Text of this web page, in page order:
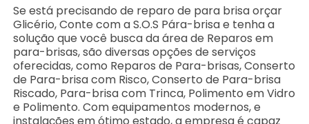
Se está precisando de reparo de para brisa orçar
Glicério, Conte com a S.O.S Pára-brisa e tenha a
solução que você busca da área de Reparos em
para-brisas, são diversas opções de serviços
oferecidas, como Reparos de Para-brisas, Conserto
de Para-brisa com Risco, Conserto de Para-brisa
Riscado, Para-brisa com Trinca, Polimento em Vidro
e Polimento. Com equipamentos modernos, e
instalações em ótimo estado, a empresa é capaz